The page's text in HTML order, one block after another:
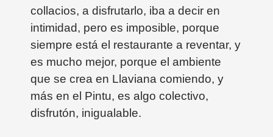
collacios, a disfrutarlo, iba a decir en
intimidad, pero es imposible, porque
siempre está el restaurante a reventar, y
es mucho mejor, porque el ambiente
que se crea en Llaviana comiendo, y
más en el Pintu, es algo colectivo,
disfrutón, inigualable.